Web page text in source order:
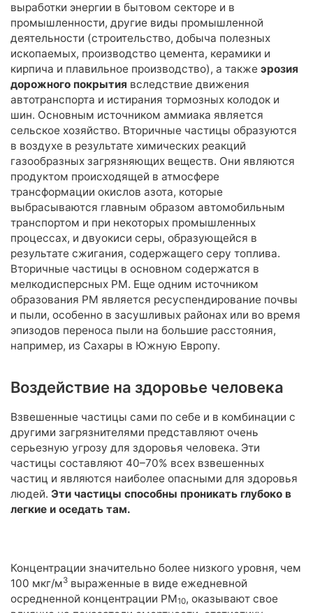
Новости
Условия работы и сотрудничества
Подтверждающие документы
Доставка
Оплата и возврат
Акции
Публичная оферта
Политика конфиденциальности
Вакансии
Партнёрство
выработки энергии в бытовом секторе и в
промышленности, другие виды промышленной
деятельности (строительство, добыча полезных
ископаемых, производство цемента, керамики и
кирпича и плавильное производство), а также эрозия
дорожного покрытия вследствие движения
автотранспорта и истирания тормозных колодок и
шин. Основным источником аммиака является
сельское хозяйство. Вторичные частицы образуются
в воздухе в результате химических реакций
газообразных загрязняющих веществ. Они являются
продуктом происходящей в атмосфере
трансформации окислов азота, которые
выбрасываются главным образом автомобильным
транспортом и при некоторых промышленных
процессах, и двуокиси серы, образующейся в
результате сжигания, содержащего серу топлива.
Вторичные частицы в основном содержатся в
мелкодисперсных РМ. Еще одним источником
образования РМ является ресуспендирование почвы
и пыли, особенно в засушливых районах или во время
эпизодов переноса пыли на большие расстояния,
например, из Сахары в Южную Европу.
Воздействие на здоровье человека
Взвешенные частицы сами по себе и в комбинации с
другими загрязнителями представляют очень
серьезную угрозу для здоровья человека. Эти
частицы составляют 40–70% всех взвешенных
частиц и являются наиболее опасными для здоровья
людей. Эти частицы способны проникать глубоко в
легкие и оседать там.
Концентрации значительно более низкого уровня, чем
100 мкг/м3 выраженные в виде ежедневной
осредненной концентрации РМ10, оказывают свое